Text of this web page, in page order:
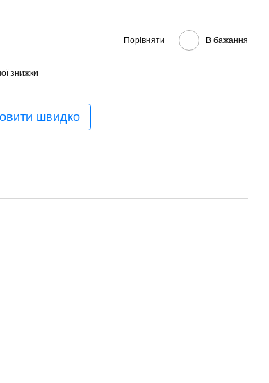
Порівняти В бажання
знижки
швидко